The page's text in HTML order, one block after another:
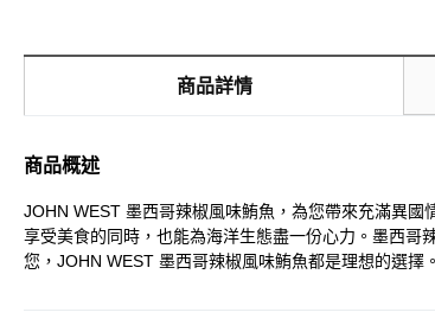
商品詳情
商品概述
JOHN WEST 墨西哥辣椒風味鮪魚，為您帶來充滿異
享受美食的同時，也能為海洋生態盡一份心力。墨西哥
您，JOHN WEST 墨西哥辣椒風味鮪魚都是理想的選擇。